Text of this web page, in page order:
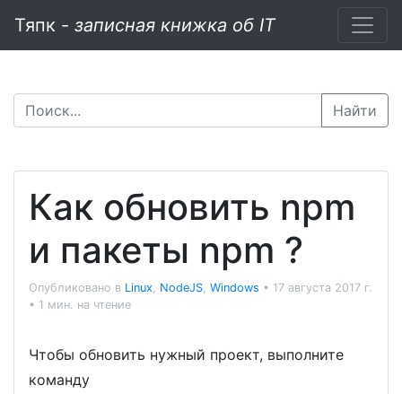
Тяпк - записная книжка об IT
Найти
Как обновить npm
и пакеты npm ?
Опубликовано в Linux, NodeJS, Windows • 17 августа 2017 г.
• 1 мин. на чтение
Чтобы обновить нужный проект, выполните
команду